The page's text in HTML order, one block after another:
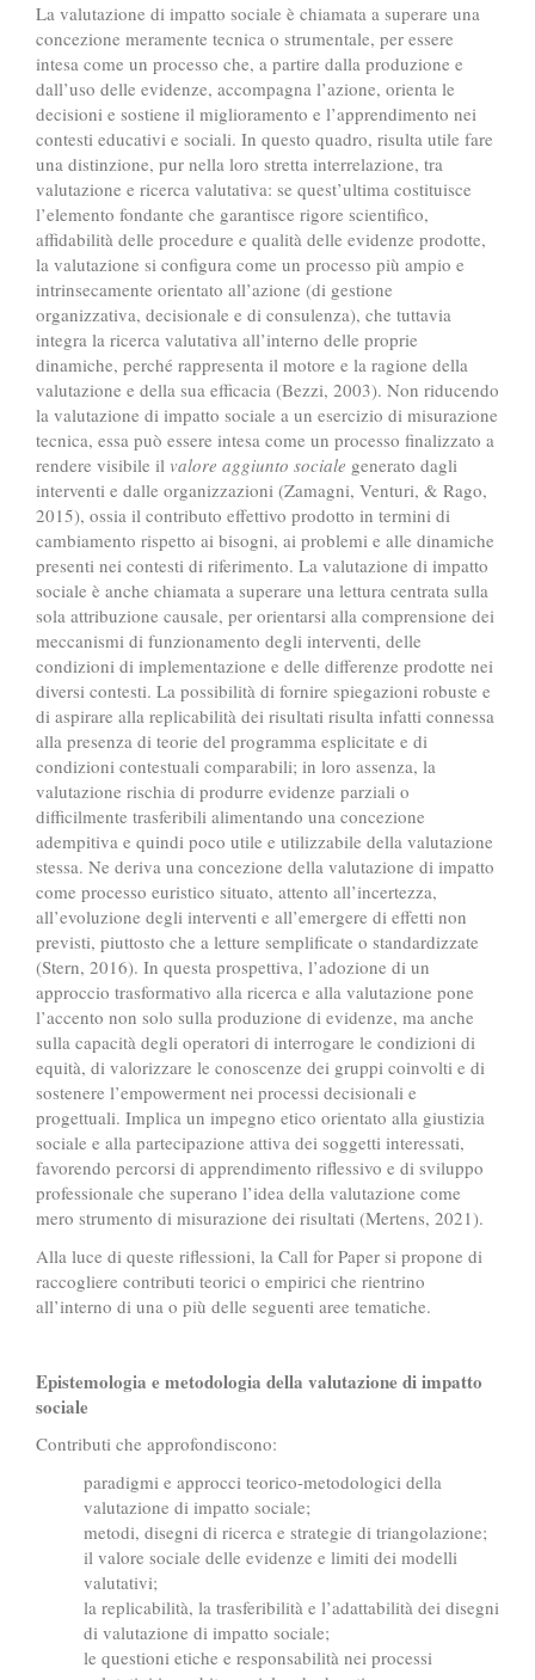
La valutazione di impatto sociale è chiamata a superare una
concezione meramente tecnica o strumentale, per essere
intesa come un processo che, a partire dalla produzione e
dall’uso delle evidenze, accompagna l’azione, orienta le
decisioni e sostiene il miglioramento e l’apprendimento nei
contesti educativi e sociali. In questo quadro, risulta utile fare
una distinzione, pur nella loro stretta interrelazione, tra
valutazione e ricerca valutativa: se quest’ultima costituisce
l’elemento fondante che garantisce rigore scientifico,
affidabilità delle procedure e qualità delle evidenze prodotte,
la valutazione si configura come un processo più ampio e
intrinsecamente orientato all’azione (di gestione
organizzativa, decisionale e di consulenza), che tuttavia
integra la ricerca valutativa all’interno delle proprie
dinamiche, perché rappresenta il motore e la ragione della
valutazione e della sua efficacia (Bezzi, 2003). Non riducendo
la valutazione di impatto sociale a un esercizio di misurazione
tecnica, essa può essere intesa come un processo finalizzato a
rendere visibile il valore aggiunto sociale generato dagli
interventi e dalle organizzazioni (Zamagni, Venturi, & Rago,
2015), ossia il contributo effettivo prodotto in termini di
cambiamento rispetto ai bisogni, ai problemi e alle dinamiche
presenti nei contesti di riferimento. La valutazione di impatto
sociale è anche chiamata a superare una lettura centrata sulla
sola attribuzione causale, per orientarsi alla comprensione dei
meccanismi di funzionamento degli interventi, delle
condizioni di implementazione e delle differenze prodotte nei
diversi contesti. La possibilità di fornire spiegazioni robuste e
di aspirare alla replicabilità dei risultati risulta infatti connessa
alla presenza di teorie del programma esplicitate e di
condizioni contestuali comparabili; in loro assenza, la
valutazione rischia di produrre evidenze parziali o
difficilmente trasferibili alimentando una concezione
adempitiva e quindi poco utile e utilizzabile della valutazione
stessa. Ne deriva una concezione della valutazione di impatto
come processo euristico situato, attento all’incertezza,
all’evoluzione degli interventi e all’emergere di effetti non
previsti, piuttosto che a letture semplificate o standardizzate
(Stern, 2016). In questa prospettiva, l’adozione di un
approccio trasformativo alla ricerca e alla valutazione pone
l’accento non solo sulla produzione di evidenze, ma anche
sulla capacità degli operatori di interrogare le condizioni di
equità, di valorizzare le conoscenze dei gruppi coinvolti e di
sostenere l’empowerment nei processi decisionali e
progettuali. Implica un impegno etico orientato alla giustizia
sociale e alla partecipazione attiva dei soggetti interessati,
favorendo percorsi di apprendimento riflessivo e di sviluppo
professionale che superano l’idea della valutazione come
mero strumento di misurazione dei risultati (Mertens, 2021).
Alla luce di queste riflessioni, la Call for Paper si propone di
raccogliere contributi teorici o empirici che rientrino
all’interno di una o più delle seguenti aree tematiche.
Epistemologia e metodologia della valutazione di impatto
sociale
Contributi che approfondiscono:
paradigmi e approcci teorico-metodologici della
valutazione di impatto sociale;
metodi, disegni di ricerca e strategie di triangolazione;
il valore sociale delle evidenze e limiti dei modelli
valutativi;
la replicabilità, la trasferibilità e l’adattabilità dei disegni
di valutazione di impatto sociale;
le questioni etiche e responsabilità nei processi